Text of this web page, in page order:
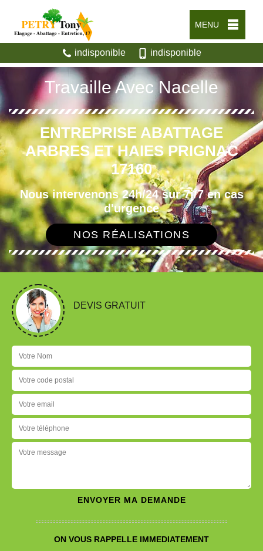
MENU
indisponible indisponible
Travaille Avec Nacelle
ENTREPRISE ABATTAGE
ARBRES ET HAIES PRIGNAC
17160
Nous intervenons 24h/24 sur 7j/7 en cas
d'urgence
NOS RÉALISATIONS
DEVIS GRATUIT
ON VOUS RAPPELLE IMMEDIATEMENT